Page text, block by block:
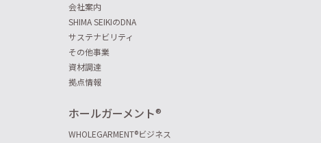
会社案内
SHIMA SEIKIのDNA
サステナビリティ
その他事業
資材調達
拠点情報
ホールガーメント®
WHOLEGARMENT®ビジネス